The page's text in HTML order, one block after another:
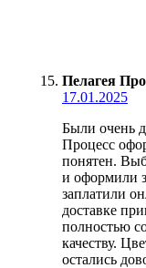
Пелагея
17.01.2025
Были очень
Процесс
понятен.
и оформили
заплатили
доставке
полностью
качеству.
остались